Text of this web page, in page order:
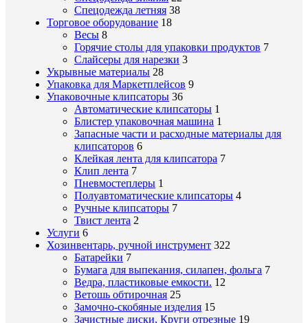
Спецодежда летняя 38
Торговое оборудование 18
Весы 8
Горячие столы для упаковки продуктов 7
Слайсеры для нарезки 3
Укрывные материалы 28
Упаковка для Маркетплейсов 9
Упаковочные клипсаторы 36
Автоматические клипсаторы 1
Блистер упаковочная машина 1
Запасные части и расходные материалы для
клипсаторов 6
Клейкая лента для клипсатора 7
Клип лента 7
Пневмостеплеры 1
Полуавтоматические клипсаторы 4
Ручные клипсаторы 7
Твист лента 2
Услуги 6
Хозинвентарь, ручной инструмент 322
Батарейки 7
Бумага для выпекания, силапен, фольга 7
Ведра, пластиковые емкости. 12
Ветошь обтирочная 25
Замочно-скобяные изделия 15
Зачистные диски, Круги отрезные 19